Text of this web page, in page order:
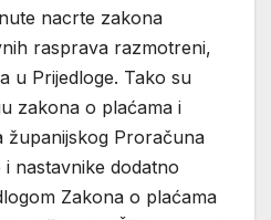
nacrte zakona
rasprava razmotreni,
u Prijedloge. Tako su
zakona o plaćama i
županijskog Proračuna
nastavnike dodatno
Zakona o plaćama